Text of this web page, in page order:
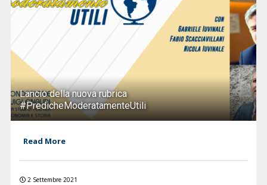
Lancio della nuova rubrica
#PredicheModeratamenteUtili
Read More
2 Settembre 2021